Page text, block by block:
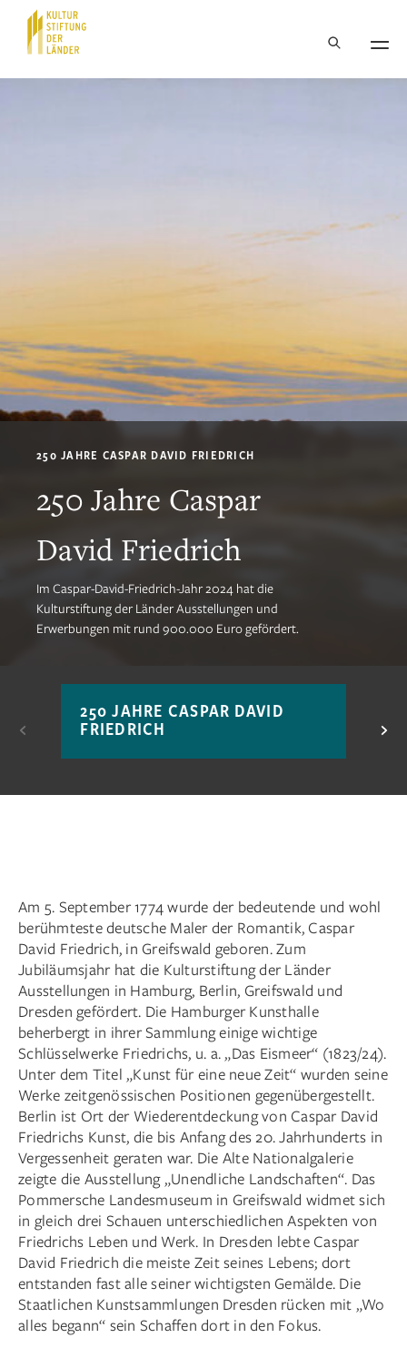
Hauptnavigation
250 JAHRE CASPAR DAVID FRIEDRICH
250 Jahre Caspar
David Friedrich
Im Caspar-David-Friedrich-Jahr 2024 hat die
Kulturstiftung der Länder Ausstellungen und
Erwerbungen mit rund 900.000 Euro gefördert.
250 JAHRE CASPAR DAVID
FRIEDRICH
Am 5. September 1774 wurde der bedeutende und wohl
berühmteste deutsche Maler der Romantik, Caspar
David Friedrich, in Greifswald geboren. Zum
Jubiläumsjahr hat die Kulturstiftung der Länder
Ausstellungen in Hamburg, Berlin, Greifswald und
Dresden gefördert. Die Hamburger Kunsthalle
beherbergt in ihrer Sammlung einige wichtige
Schlüsselwerke Friedrichs, u. a. „Das Eismeer“ (1823/24).
Unter dem Titel „Kunst für eine neue Zeit“ wurden seine
Werke zeitgenössischen Positionen gegenübergestellt.
Berlin ist Ort der Wiederentdeckung von Caspar David
Friedrichs Kunst, die bis Anfang des 20. Jahrhunderts in
Vergessenheit geraten war. Die Alte Nationalgalerie
zeigte die Ausstellung „Unendliche Landschaften“. Das
Pommersche Landesmuseum in Greifswald widmet sich
in gleich drei Schauen unterschiedlichen Aspekten von
Friedrichs Leben und Werk. In Dresden lebte Caspar
David Friedrich die meiste Zeit seines Lebens; dort
entstanden fast alle seiner wichtigsten Gemälde. Die
Staatlichen Kunstsammlungen Dresden rücken mit „Wo
alles begann“ sein Schaffen dort in den Fokus.